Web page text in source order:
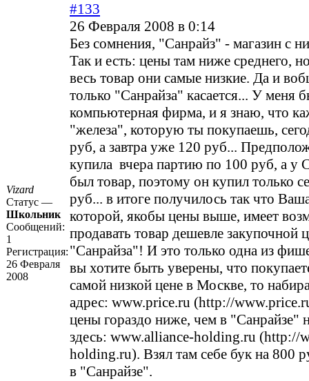
Vizard
Статус —
Школьник
Сообщений:
1
Регистрация:
26 Февраля
2008
#133
26 Февраля 2008 в 0:14
Без сомнения, "Санрайз" - магазин с
Так и есть: цены там ниже среднего,
весь товар они самые низкие. Да и
только "Санрайза" касается... У меня
компьютерная фирма, и я знаю, что
"железа", которую ты покупаешь,
руб, а завтра уже 120 руб...
купила вчера партию по 100 руб, а у
был товар, поэтому он купил только
руб... в итоге получилось так что
которой, якобы цены выше, имеет
продавать товар дешевле закупочной
"Санрайза"! И это только одна из
вы хотите быть уверены, что
самой низкой цене в Москве, то
адрес: www.price.ru (http://
цены гораздо ниже, чем в "Санрайзе"
здесь: www.alliance-holding.ru (http://
holding.ru). Взял там себе бук на 800
в "Санрайзе".